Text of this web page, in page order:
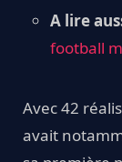
A lire
football
Avec 42
avait